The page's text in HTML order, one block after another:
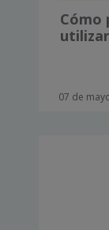
Cómo
07 de